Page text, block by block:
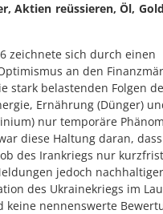
Aktien reüssieren, Öl,
zeichnete sich durch einen
an den
stark belastenden Folgen
Ernährung (Dünger)
nur temporäre
diese Haltung daran,
des Irankriegs nur
jedoch
des Ukrainekriegs im
keine nennenswerte